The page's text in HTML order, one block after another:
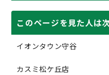
このページを見た人は
イオンタウン守谷
カスミ松ケ丘店